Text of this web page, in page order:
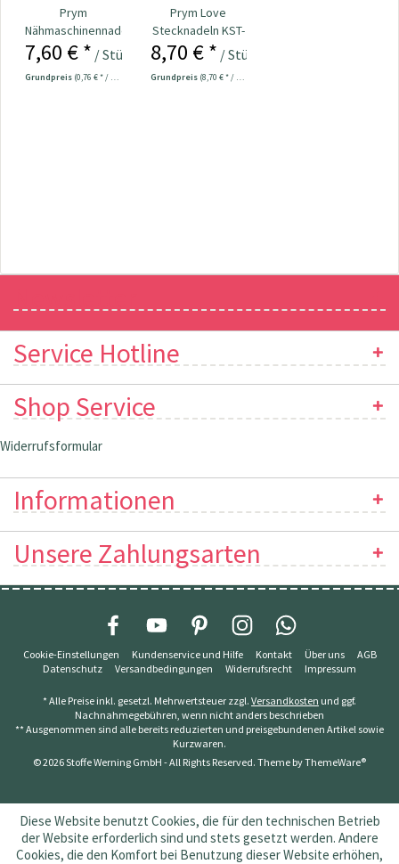
Prym
Nähmaschinennadeln
130/705
Universal...
7,60 € * / Stück
Grundpreis (0,76 € * / 1 Stück)
Prym Love
Stecknadeln KST-
Kopf 50 x 0,60...
8,70 € * / Stück
Grundpreis (8,70 € * / 1 Stück)
Service Hotline
Shop Service
Widerrufsformular
Informationen
Unsere Zahlungsarten
Cookie-Einstellungen Kundenservice und Hilfe Kontakt Über uns
AGB
Datenschutz
Versandbedingungen Widerrufsrecht Impressum
* Alle Preise inkl. gesetzl. Mehrwertsteuer zzgl. Versandkosten und ggf.
Nachnahmegebühren, wenn nicht anders beschrieben
** Ausgenommen sind alle bereits reduzierten und preisgebundenen Artikel sowie
Kurzwaren.
© 2026 Stoffe Werning GmbH - All Rights Reserved. Theme byThemeWare®
Diese Website benutzt Cookies, die für den technischen Betrieb
der Website erforderlich sind und stets gesetzt werden. Andere
Cookies, die den Komfort bei Benutzung dieser Website erhöhen,